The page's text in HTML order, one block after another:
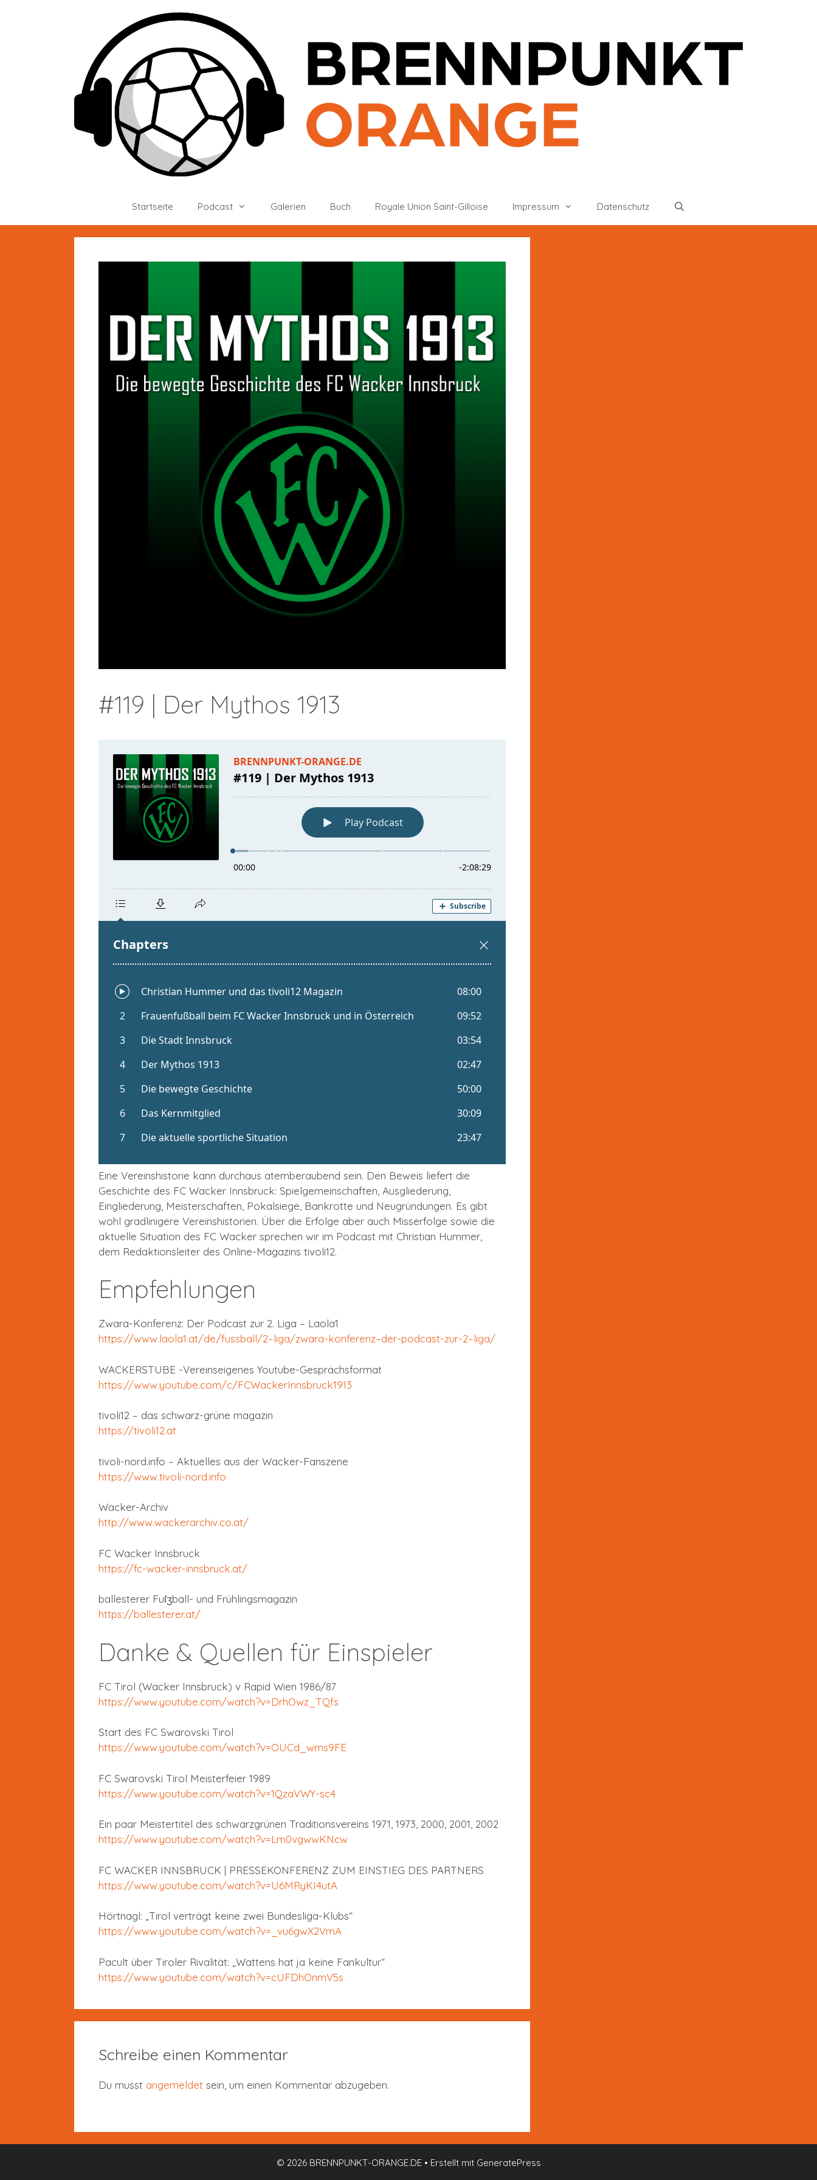
Startseite Podcast Galerien Buch Royale Union Saint-Gilloise Impressum Datenschutz
#119 | Der Mythos 1913
Eine Vereinshistorie kann durchaus atemberaubend sein. Den Beweis liefert die
Geschichte des FC Wacker Innsbruck: Spielgemeinschaften, Ausgliederung,
Eingliederung, Meisterschaften, Pokalsiege, Bankrotte und Neugründungen. Es gibt
wohl gradlinigere Vereinshistorien. Über die Erfolge aber auch Misserfolge sowie die
aktuelle Situation des FC Wacker sprechen wir im Podcast mit Christian Hummer,
dem Redaktionsleiter des Online-Magazins tivoli12.
Empfehlungen
Zwara-Konferenz: Der Podcast zur 2. Liga – Laola1
https://www.laola1.at/de/fussball/2–liga/zwara-konferenz–der-podcast-zur-2–liga/
WACKERSTUBE -Vereinseigenes Youtube-Gesprächsformat
https://www.youtube.com/c/FCWackerInnsbruck1913
tivoli12 – das schwarz-grüne magazin
https://tivoli12.at
tivoli-nord.info – Aktuelles aus der Wacker-Fanszene
https://www.tivoli-nord.info
Wacker-Archiv
http://www.wackerarchiv.co.at/
FC Wacker Innsbruck
https://fc-wacker-innsbruck.at/
ballesterer Fuſʒball- und Frühlingsmagazin
https://ballesterer.at/
Danke & Quellen für Einspieler
FC Tirol (Wacker Innsbruck) v Rapid Wien 1986/87
https://www.youtube.com/watch?v=DrhOwz_TQfs
Start des FC Swarovski Tirol
https://www.youtube.com/watch?v=OUCd_wms9FE
FC Swarovski Tirol Meisterfeier 1989
https://www.youtube.com/watch?v=1QzaVWY-sc4
Ein paar Meistertitel des schwarzgrünen Traditionsvereins 1971, 1973, 2000, 2001, 2002
https://www.youtube.com/watch?v=Lm0vgwwKNcw
FC WACKER INNSBRUCK | PRESSEKONFERENZ ZUM EINSTIEG DES PARTNERS
https://www.youtube.com/watch?v=U6MRyKI4utA
Hörtnagl: „Tirol verträgt keine zwei Bundesliga-Klubs“
https://www.youtube.com/watch?v=_vu6gwX2VmA
Pacult über Tiroler Rivalität: „Wattens hat ja keine Fankultur“
https://www.youtube.com/watch?v=cUFDhOnmV5s
Schreibe einen Kommentar
Du musst angemeldet sein, um einen Kommentar abzugeben.
© 2026 BRENNPUNKT-ORANGE.DE• Erstellt mit GeneratePress